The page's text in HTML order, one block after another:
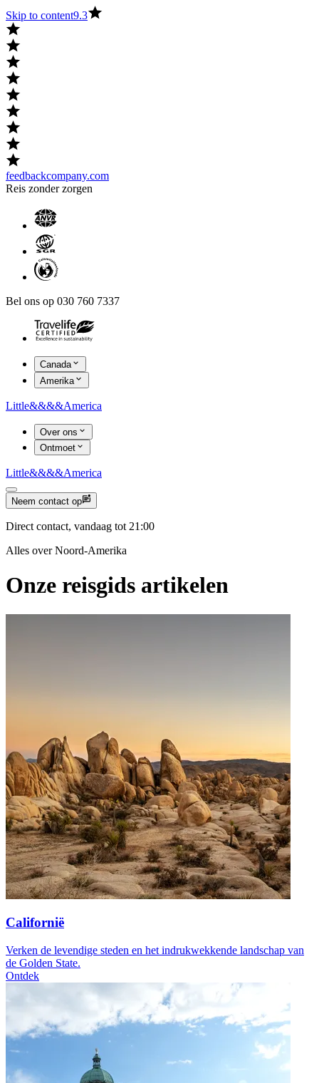
Skip to content9.3
feedbackcompany.com
Reis zonder zorgen
Bel ons op 030 760 7337
Canada
Amerika
Little&&&&America
Over ons
Ontmoet
Little&&&&America
Neem contact op
Direct contact, vandaag tot 21:00
Alles over Noord-Amerika
Onze reisgids artikelen
Californië
Verken de levendige steden en het indrukwekkende landschap van
de Golden State.
Ontdek